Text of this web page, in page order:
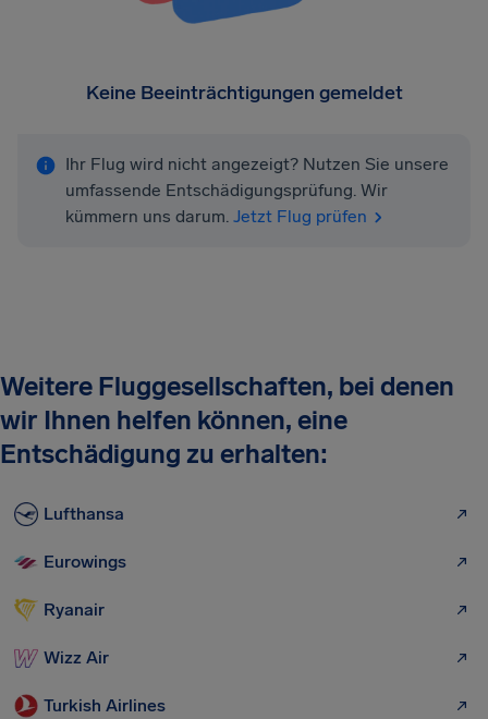
Keine Beeinträchtigungen gemeldet
Ihr Flug wird nicht angezeigt? Nutzen Sie unsere
umfassende Entschädigungsprüfung. Wir
kümmern uns darum. Jetzt Flug prüfen
Weitere Fluggesellschaften, bei denen
wir Ihnen helfen können, eine
Entschädigung zu erhalten:
Lufthansa
Eurowings
Ryanair
Wizz Air
Turkish Airlines